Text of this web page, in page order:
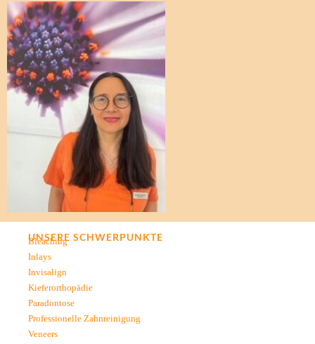
UNSERE SCHWERPUNKTE
Bleaching
Inlays
Invisalign
Kieferorthopädie
Paradontose
Professionelle Zahnreinigung
Veneers